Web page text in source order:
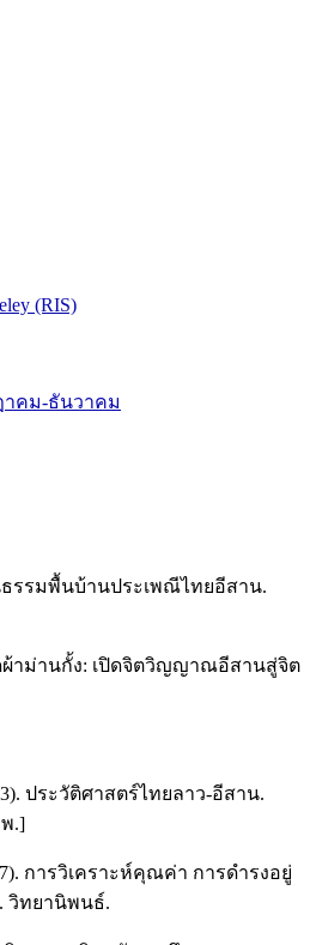
(RIS)
าคม-ธันวาคม
รรมพื้นบ้านประเพณีไทยอีสาน.
ผ้าม่านกั้ง: เปิดจิตวิญญาณอีสานสู่จิต
ประวัติศาสตร์ไทยลาว-อีสาน.
.]
การวิเคราะห์คุณค่า การดำรงอยู่
วิทยานิพนธ์.